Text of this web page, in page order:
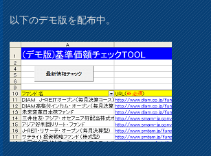
以下のデモ版を配布中。